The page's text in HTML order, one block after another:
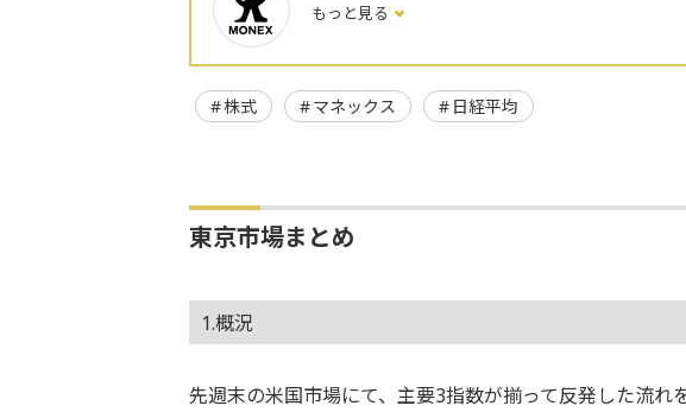
もっと見る
株式 マネックス 日経平均
東京市場まとめ
1.概況
先週末の米国市場にて、主要3指数が揃って反発した流